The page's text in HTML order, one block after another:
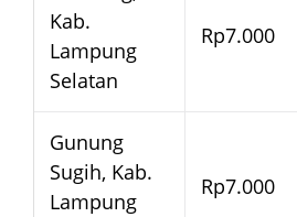
Kab.
Lampung
Selatan
Rp7.000
Gunung
Sugih, Kab.
Lampung
Rp7.000